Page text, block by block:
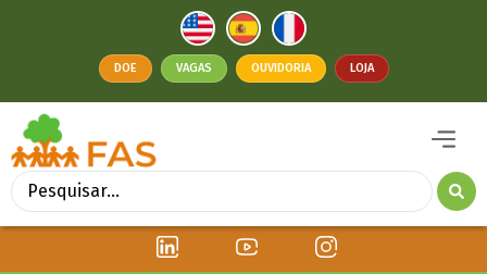
DOE VAGAS OUVIDORIA LOJA